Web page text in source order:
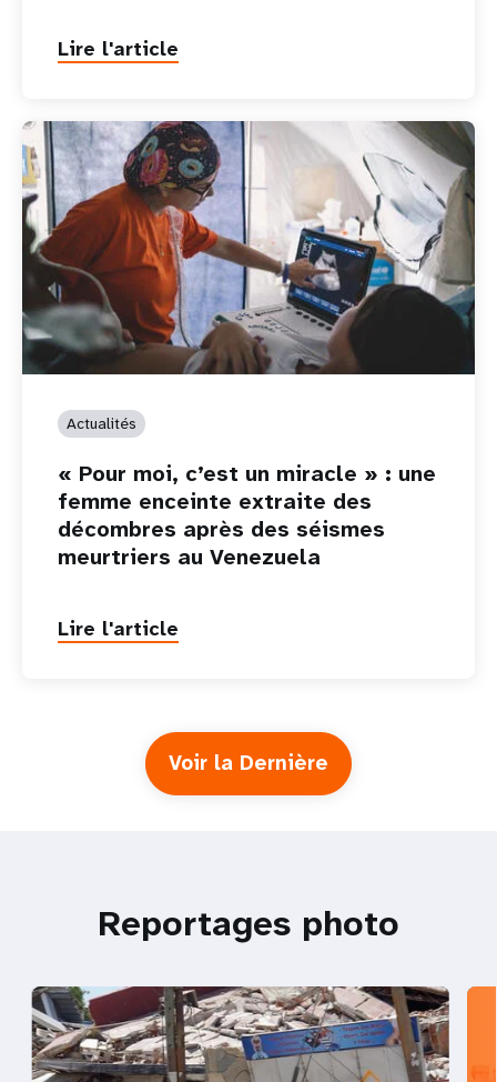
Lire l'article
Actualités
« Pour moi, c’est un miracle » : une
femme enceinte extraite des
décombres après des séismes
meurtriers au Venezuela
Lire l'article
Voir la Dernière
Reportages photo